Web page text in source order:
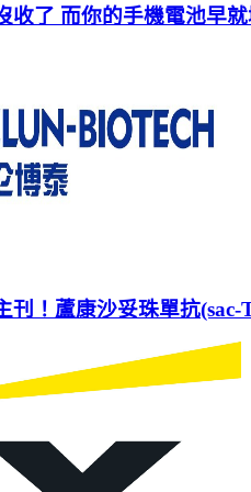
收了 而你的手機電池早
刊！蘆康沙妥珠單抗